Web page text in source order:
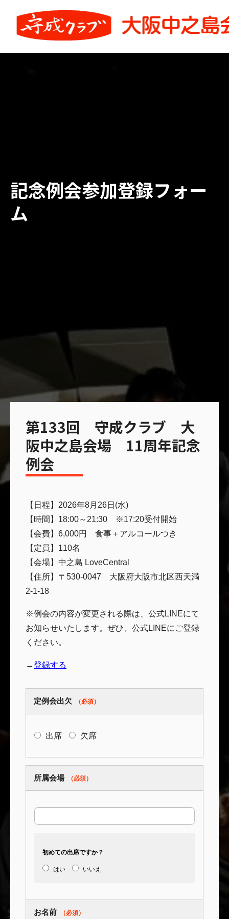
記念例会参加登録フォー
ム
第133回 守成クラブ 大
阪中之島会場 11周年記念
例会
【日程】2026年8月26日(水)
【時間】18:00～21:30 ※17:20受付開始
【会費】6,000円 食事＋アルコールつき
【定員】110名
【会場】中之島 LoveCentral
【住所】〒530-0047 大阪府大阪市北区西天満
2-1-18
※例会の内容が変更される際は、公式LINEにて
お知らせいたします。ぜひ、公式LINEにご登録
ください。
→登録する
定例会出欠
出席 欠席
所属会場
初めての出席ですか？
はい いいえ
お名前